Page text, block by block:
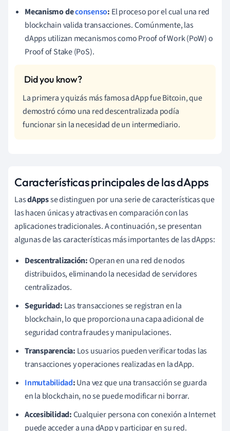
Mecanismo deconsenso: El proceso por el cual una red
blockchain valida transacciones. Comúnmente, las
dApps utilizan mecanismos como Proof of Work (PoW) o
Proof of Stake (PoS).
La primera y quizás más famosa dApp fue Bitcoin, que
demostró cómo una red descentralizada podía
funcionar sin la necesidad de un intermediario.
Características principales de las dApps
LasdAppsse distinguen por una serie de características que
las hacen únicas y atractivas en comparación con las
aplicaciones tradicionales. A continuación, se presentan
algunas de las características más importantes de las dApps:
Descentralización:Operan en una red de nodos
distribuidos, eliminando la necesidad de servidores
centralizados.
Seguridad: Las transacciones se registran en la
blockchain, lo que proporciona una capa adicional de
seguridad contra fraudes y manipulaciones.
Transparencia: Los usuarios pueden verificar todas las
transacciones y operaciones realizadas en la dApp.
Inmutabilidad:Una vez que una transacción se guarda
en la blockchain, no se puede modificar ni borrar.
Accesibilidad:Cualquier persona con conexión a Internet
puede acceder a una dApp y participar en su red.